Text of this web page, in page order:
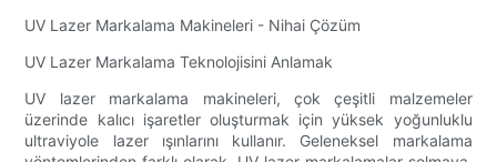
UV Lazer Markalama Makineleri - Nihai Çözüm
UV Lazer Markalama Teknolojisini Anlamak
UV lazer markalama makineleri, çok çeşitli malzemeler
üzerinde kalıcı işaretler oluşturmak için yüksek yoğunluklu
ultraviyole lazer ışınlarını kullanır. Geleneksel markalama